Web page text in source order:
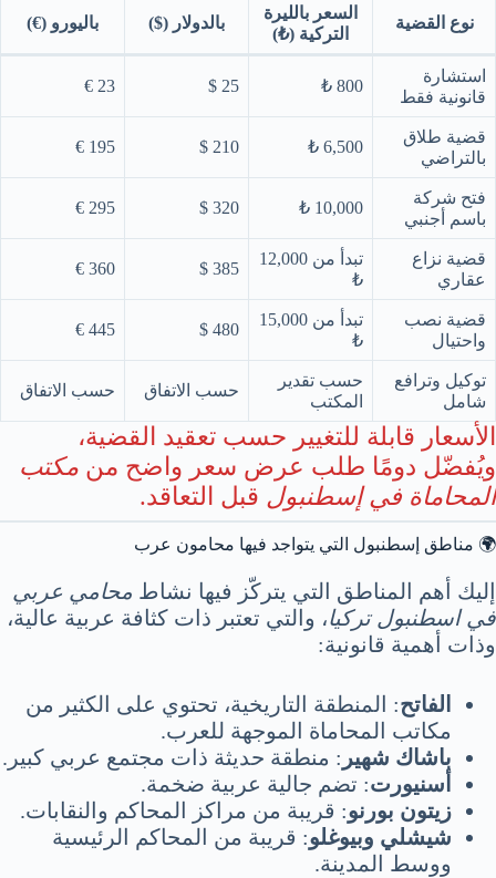
نوع القضية
السعر بالليرة
التركية (₺)
بالدولار ($) باليورو (€)
استشارة
قانونية فقط
800 ₺
25 $
23 €
قضية طلاق
بالتراضي
6,500 ₺
210 $
195 €
فتح شركة
باسم أجنبي
10,000 ₺
320 $
295 €
قضية نزاع
عقاري
تبدأ من 12,000
₺
385 $
360 €
قضية نصب
واحتيال
تبدأ من 15,000
₺
480 $
445 €
توكيل وترافع
شامل
حسب تقدير
المكتب
حسب الاتفاق حسب الاتفاق
الأسعار قابلة للتغيير حسب تعقيد القضية،
ويُفضّل دومًا طلب عرض سعر واضح من مكتب
المحاماة في إسطنبول قبل التعاقد.
🌍 مناطق إسطنبول التي يتواجد فيها محامون عرب
إليك أهم المناطق التي يتركّز فيها نشاط محامي عربي
في اسطنبول تركيا، والتي تعتبر ذات كثافة عربية عالية،
وذات أهمية قانونية:
الفاتح: المنطقة التاريخية، تحتوي على الكثير من
مكاتب المحاماة الموجهة للعرب.
باشاك شهير : منطقة حديثة ذات مجتمع عربي كبير.
أسنيورت: تضم جالية عربية ضخمة.
زيتون بورنو: قريبة من مراكز المحاكم والنقابات.
شيشلي وبيوغلو: قريبة من المحاكم الرئيسية
ووسط المدينة.